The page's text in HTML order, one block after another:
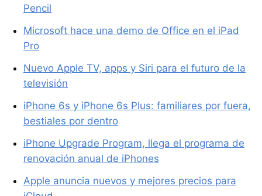
Pencil
Microsoft hace una demo de Office en el iPad
Pro
Nuevo Apple TV, apps y Siri para el futuro de la
televisión
iPhone 6s y iPhone 6s Plus: familiares por fuera,
bestiales por dentro
iPhone Upgrade Program, llega el programa de
renovación anual de iPhones
Apple anuncia nuevos y mejores precios para